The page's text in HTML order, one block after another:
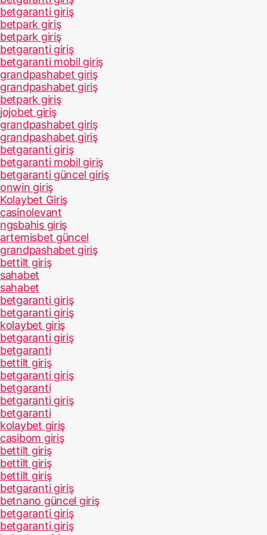
betgaranti giriş
betpark giriş
betpark giriş
betgaranti giriş
betgaranti mobil giriş
grandpashabet giriş
grandpashabet giriş
betpark giriş
jojobet giriş
grandpashabet giriş
grandpashabet giriş
betgaranti giriş
betgaranti mobil giriş
betgaranti güncel giriş
onwin giriş
Kolaybet Giriş
casinolevant
ngsbahis giriş
artemisbet güncel
grandpashabet giriş
bettilt giriş
sahabet
sahabet
betgaranti giriş
betgaranti giriş
kolaybet giriş
betgaranti giriş
betgaranti
bettilt giriş
betgaranti giriş
betgaranti
betgaranti giriş
betgaranti
kolaybet giriş
casibom giriş
bettilt giriş
bettilt giriş
bettilt giriş
betgaranti giriş
betnano güncel giriş
betgaranti giriş
betgaranti giriş